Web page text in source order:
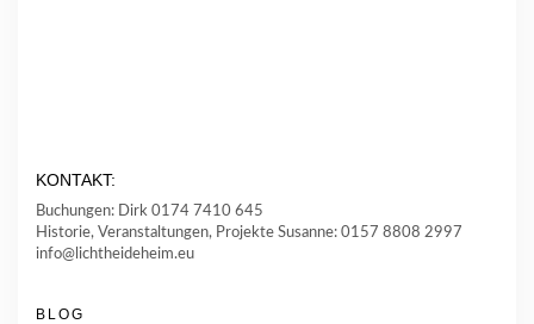
KONTAKT:
Buchungen: Dirk 0174 7410 645
Historie, Veranstaltungen, Projekte Susanne: 0157 8808 2997
info@lichtheideheim.eu
BLOG